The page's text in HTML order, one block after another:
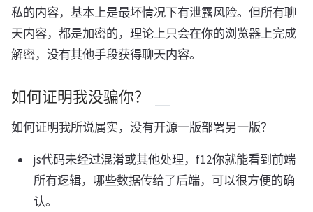
私的内容，基本上是最坏情况下有泄露风险。但所有聊
天内容，都是加密的，理论上只会在你的浏览器上完成
解密，没有其他手段获得聊天内容。
如何证明我没骗你？
如何证明我所说属实，没有开源一版部署另一版？
js代码未经过混淆或其他处理，f12你就能看到前端
所有逻辑，哪些数据传给了后端，可以很方便的确
认。